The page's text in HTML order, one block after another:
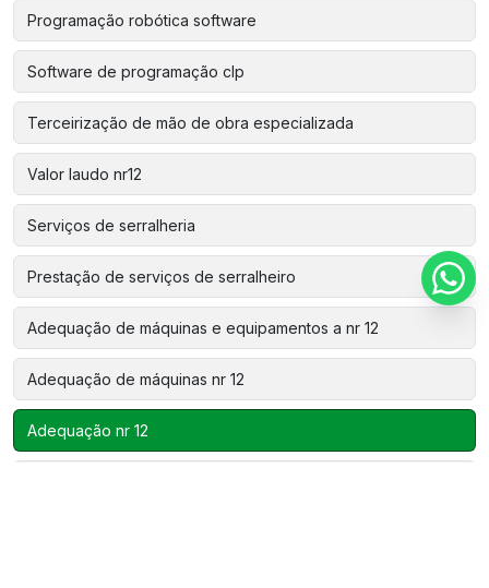
Programação robótica software
Software de programação clp
Terceirização de mão de obra especializada
Valor laudo nr12
Serviços de serralheria
Prestação de serviços de serralheiro
Adequação de máquinas e equipamentos a nr 12
Adequação de máquinas nr 12
Adequação nr 12